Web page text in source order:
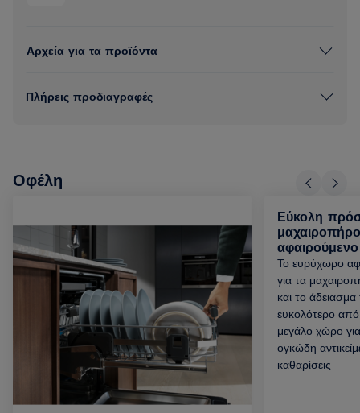
Αρχεία για τα προϊόντα
Πλήρεις προδιαγραφές
Οφέλη
Εύκολη
Το ευρύχωρο
για τα
και το
ευκολότερο από
μεγάλο χώρο
ογκώδη
καθαρίσεις